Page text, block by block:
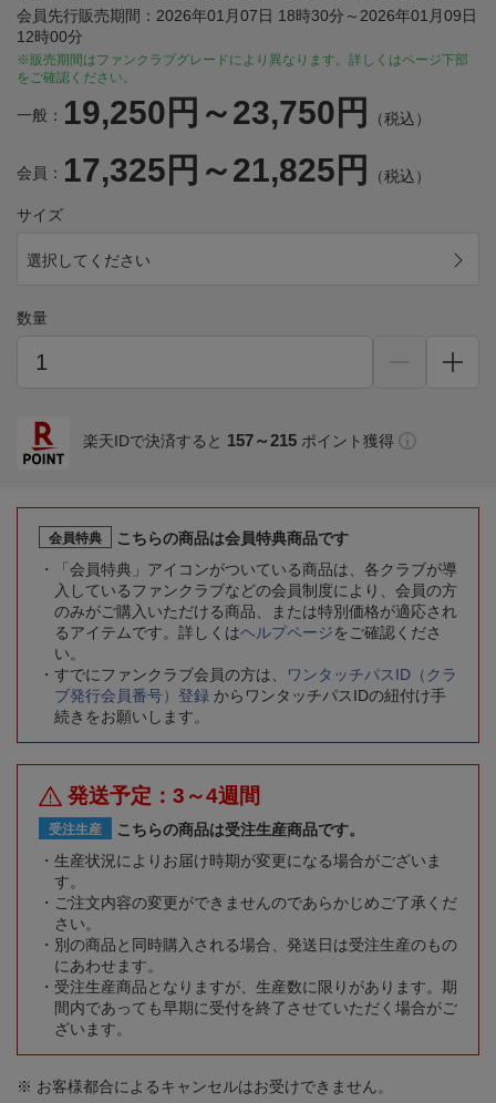
会員先行販売期間：2026年01月07日 18時30分～2026年01月09日
12時00分
※販売期間はファンクラブグレードにより異なります。詳しくはページ下部
をご確認ください。
一般： 19,250円～23,750円 （税込）
会員： 17,325円～21,825円 （税込）
サイズ
選択してください
数量
楽天IDで決済すると 157～215 ポイント獲得
会員特典
こちらの商品は会員特典商品です
「会員特典」アイコンがついている商品は、各クラブが導
入しているファンクラブなどの会員制度により、会員の方
のみがご購入いただける商品、または特別価格が適応され
るアイテムです。詳しくはヘルプページをご確認くださ
い。
すでにファンクラブ会員の方は、
ワンタッチパスID（クラ
ブ発行会員番号）登録 からワンタッチパスIDの紐付け手
続きをお願いします。
発送予定：3～4週間
受注生産
こちらの商品は受注生産商品です。
生産状況によりお届け時期が変更になる場合がございま
す。
ご注文内容の変更ができませんのであらかじめご了承くだ
さい。
別の商品と同時購入される場合、発送日は受注生産のもの
にあわせます。
受注生産商品となりますが、生産数に限りがあります。期
間内であっても早期に受付を終了させていただく場合がご
ざいます。
※ お客様都合によるキャンセルはお受けできません。